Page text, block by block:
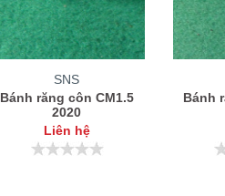
SNS
Bánh răng côn CM1.5
2020
Liên hệ
Bánh